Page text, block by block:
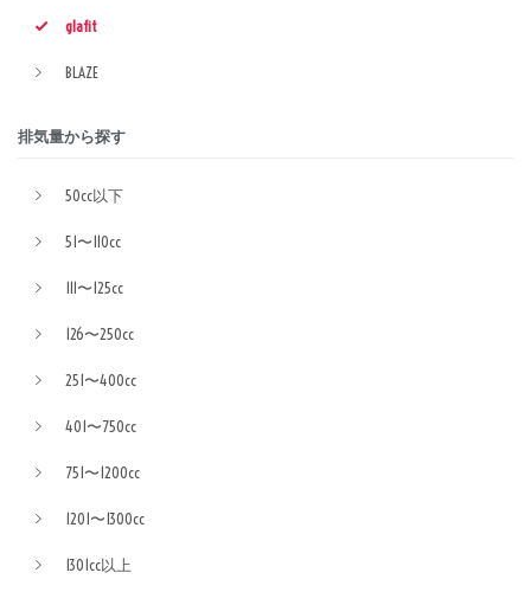
glafit
BLAZE
排気量から探す
50cc以下
51〜110cc
111〜125cc
126〜250cc
251〜400cc
401〜750cc
751〜1200cc
1201〜1300cc
1301cc以上